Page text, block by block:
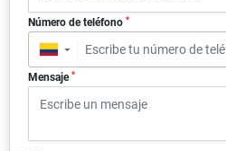
Número de teléfono *
▼
Mensaje *